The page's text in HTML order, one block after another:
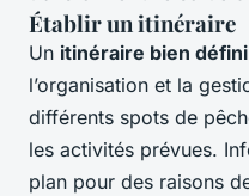
Établir un itinéraire
Un itinéraire bien défini
l’organisation et la
différents spots de
les activités prévues.
plan pour des raisons